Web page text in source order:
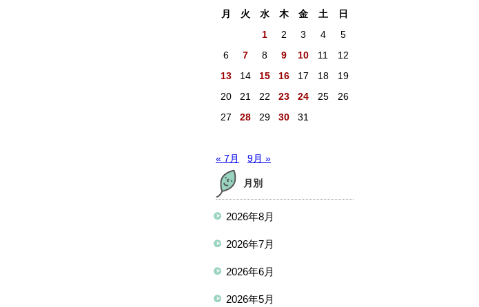
月
火 水 木 金 土
日
1
2 3 4
5
6
7 8 9 10 11
12
13
14 15 16 17 18
19
20
21 22 23 24 25
26
27
28 29 30 31
« 7月 9月 »
月別
2026年8月
2026年7月
2026年6月
2026年5月